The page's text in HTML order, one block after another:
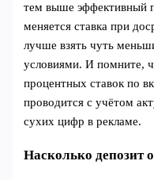
тем выше эффективный
меняется ставка при
лучше взять чуть
условиями. И помните,
процентных ставок по
проводится с учётом
сухих цифр в рекламе.
Насколько депозит